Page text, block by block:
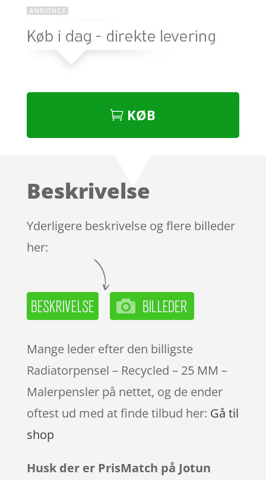
KØB
Beskrivelse
Yderligere beskrivelse og flere billeder
her:
Mange leder efter den billigste
Radiatorpensel – Recycled – 25 MM –
Malerpensler på nettet, og de ender
oftest ud med at finde tilbud her: Gå til
shop
Husk der er PrisMatch på Jotun